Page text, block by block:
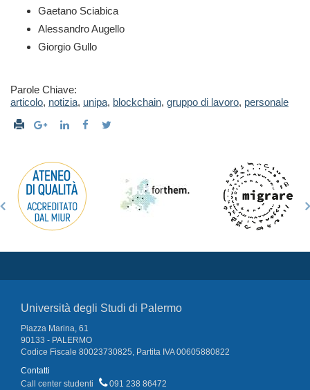
Gaetano Sciabica
Alessandro Augello
Giorgio Gullo
Parole Chiave:
articolo, notizia, unipa, blockchain, gruppo di lavoro, personale
Università degli Studi di Palermo
Piazza Marina, 61
90133 - PALERMO
Codice Fiscale 80023730825, Partita IVA 00605880822
Contatti
Call center studenti
091 238 86472